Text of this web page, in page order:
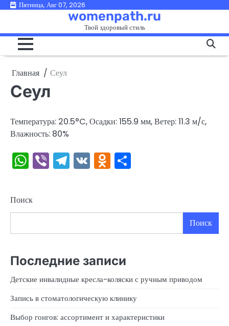
ПерейтиПятница, Авг 07, 2026
womenpath.ru
Твой здоровый стиль
Главная Сеул
Сеул
Температура: 20.5°C, Осадки: 155.9 мм, Ветер: 11.3 м/с,
Влажность: 80%
WhatsApp
ViberTelegram
VKOdnoklassniki
Поиск
Поиск
Последние записи
Детские инвалидные кресла-коляски с ручным приводом
Запись в стоматологическую клинику
Выбор гонгов: ассортимент и характеристики